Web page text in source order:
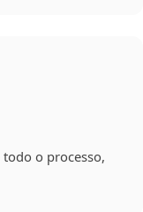
o processo,